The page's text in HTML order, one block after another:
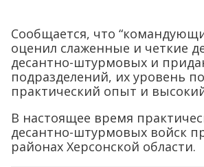
Сообщается, что
оценил слаженные и четкие
десантно-штурмовых и
подразделений, их уровень
практический опыт и
В настоящее время
десантно-штурмовых войск
районах Херсонской области.